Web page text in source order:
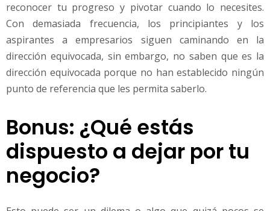
reconocer tu progreso y pivotar cuando lo necesites.
Con demasiada frecuencia, los principiantes y los
aspirantes a empresarios siguen caminando en la
dirección equivocada, sin embargo, no saben que es la
dirección equivocada porque no han establecido ningún
punto de referencia que les permita saberlo.
Bonus: ¿Qué estás
dispuesto a dejar por tu
negocio?